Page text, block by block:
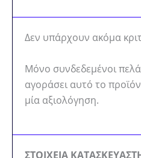
Δεν υπάρχουν ακόμα
Μόνο συνδεδεμένοι
αγοράσει αυτό το
μία αξιολόγηση.
ΣΤΟΙΧΕΙΑ